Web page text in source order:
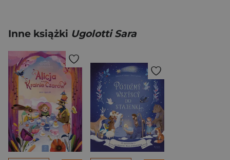
Inne książki Ugolotti Sara